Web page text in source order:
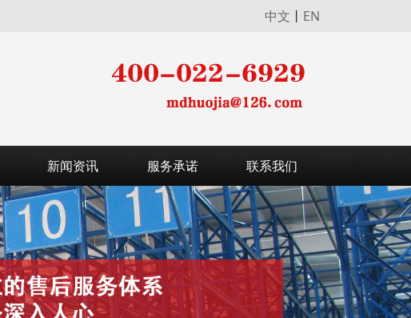
中文 丨 EN
新闻资讯 服务承诺 联系我们